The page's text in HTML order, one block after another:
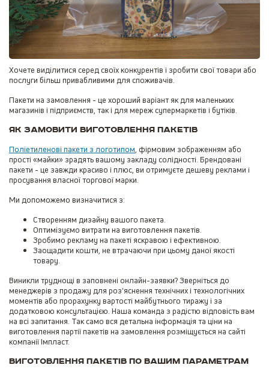
Хочете виділитися серед своїх конкурентів і зробити свої товари або
послуги більш привабливими для споживачів.
Пакети на замовлення - це хороший варіант як для маленьких
магазинів і підприємств, так і для мереж супермаркетів і бутіків.
Як замовити виготовлення пакетів
Поліетиленові пакети з логотипом, фірмовим зображенням або
прості «майки» зрадять вашому закладу солідності. Брендовані
пакети - це завжди красиво і плюс, ви отримуєте дешеву реклами і
просування власної торгової марки.
Ми допоможемо визначитися з:
Створенням дизайну вашого пакета.
Оптимізуємо витрати на виготовлення пакетів.
Зробимо рекламу на пакеті яскравою і ефективною.
Заощадити кошти, не втрачаючи при цьому даної якості
товару.
Виникли труднощі в заповнені онлайн-заявки? Зверніться до
менеджерів з продажу для роз'яснення технічних і технологічних
моментів або прорахунку вартості майбутнього тиражу і за
додатковою консультацією. Наша команда з радістю відповість вам
на всі запитання. Так само вся детальна інформація та ціни на
виготовлення партії пакетів на замовлення розміщується на сайті
компанії Імпласт.
Виготовлення пакетів по вашим параметрам